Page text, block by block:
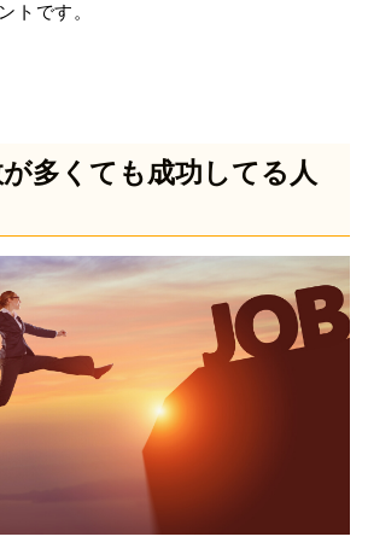
トです。
多くても成功してる人